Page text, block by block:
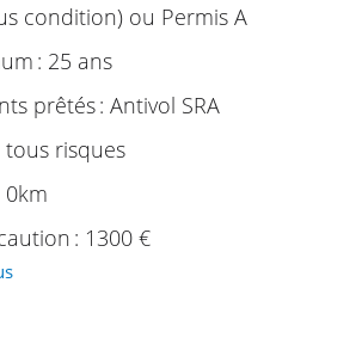
condition) ou Permis A
: 25 ans
prêtés : Antivol SRA
tous risques
0km
: 1300 €